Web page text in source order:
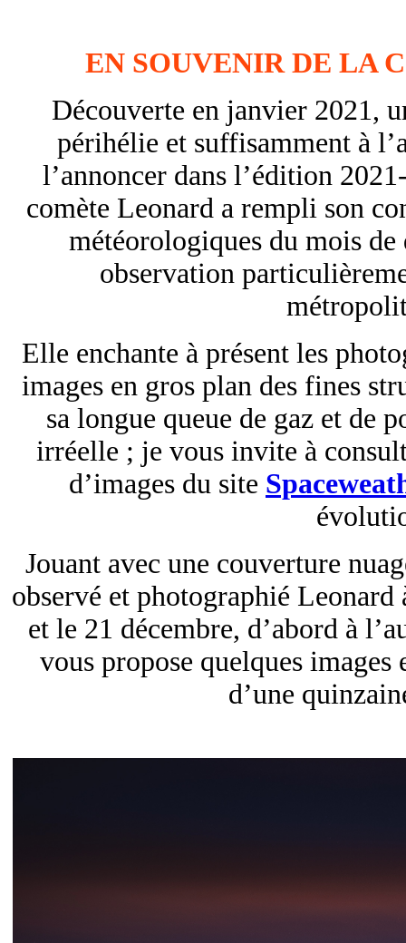
EN SOUVENIR DE LA
Découverte en janvier 2021,
périhélie et suffisamment à
l’annoncer dans l’édition
comète Leonard a rempli son
météorologiques du mois de
observation
Elle enchante à présent les
images en gros plan des fines
sa longue queue de gaz et de
irréelle ; je vous invite à
d’images du site
Jouant avec une couverture
observé et photographié
et le 21 décembre, d’abord à
vous propose quelques
d’une